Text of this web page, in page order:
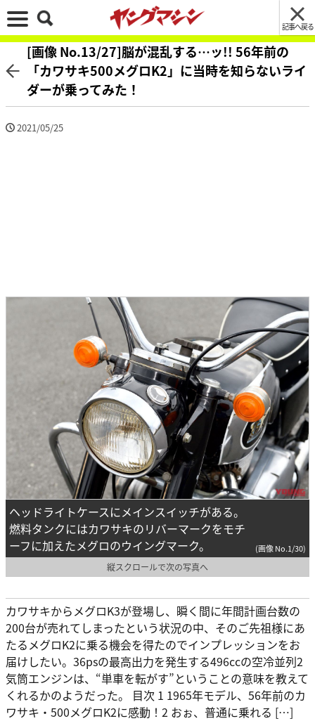
記事へ戻る
[画像 No.13/27]脳が混乱する…ッ!! 56年前の
「カワサキ500メグロK2」に当時を知らないライ
ダーが乗ってみた！
2021/05/25
ヘッドライトケースにメインスイッチがある。
燃料タンクにはカワサキのリバーマークをモチ
ーフに加えたメグロのウイングマーク。
(画像 No.1/30)
縦スクロールで次の写真へ
カワサキからメグロK3が登場し、瞬く間に年間計画台数の
200台が売れてしまったという状況の中、そのご先祖様にあ
たるメグロK2に乗る機会を得たのでインプレッションをお
届けしたい。36psの最高出力を発生する496ccの空冷並列2
気筒エンジンは、“単車を転がす”ということの意味を教えて
くれるかのようだった。 目次 1 1965年モデル、56年前のカ
ワサキ・500メグロK2に感動！2 おぉ、普通に乗れる […]